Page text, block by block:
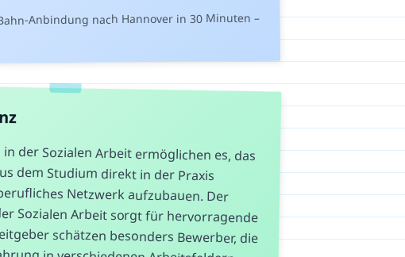
Anbindung nach Hannover in 30 Minuten –
der Sozialen Arbeit ermöglichen es, das
aus dem Studium direkt in der Praxis
Netzwerk aufzubauen. Der
Sozialen Arbeit sorgt für hervorragende
schätzen besonders Bewerber, die
in verschiedenen Arbeitsfeldern